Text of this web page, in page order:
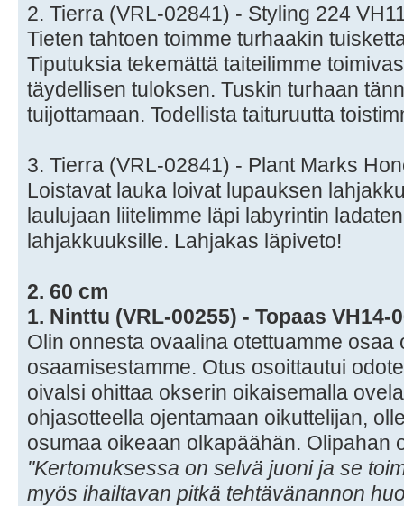
2. Tierra (VRL-02841) - Styling 224
Tieten tahtoen toimme turhaakin
Tiputuksia tekemättä taiteilimme
täydellisen tuloksen. Tuskin turhaan
tuijottamaan. Todellista taituruutta
3. Tierra (VRL-02841) - Plant Marks
Loistavat lauka loivat lupauksen
laulujaan liitelimme läpi labyrintin
lahjakkuuksille. Lahjakas läpiveto!
2. 60 cm
1. Ninttu (VRL-00255) - Topaas VH14-
Olin onnesta ovaalina otettuamme osaa
osaamisestamme. Otus osoittautui
oivalsi ohittaa okserin oikaisemalla
ohjasotteella ojentamaan oikuttelijan,
osumaa oikeaan olkapäähän. Olipahan
"Kertomuksessa on selvä juoni ja se
myös ihailtavan pitkä tehtävänannon